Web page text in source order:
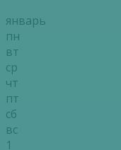
январь
пн
вт
ср
чт
пт
сб
вс
1